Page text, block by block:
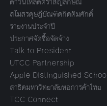
สโมสรดุษฎีบัณฑิตกิตติมศักดิ์
รายงานประจำปี
ประกาศจัดซื้อจัดจ้าง
Talk to President
UTCC Partnership
Apple Distinguished
สาธิตมหาวิทยาลัยหอการค้าไทย
TCC Connect